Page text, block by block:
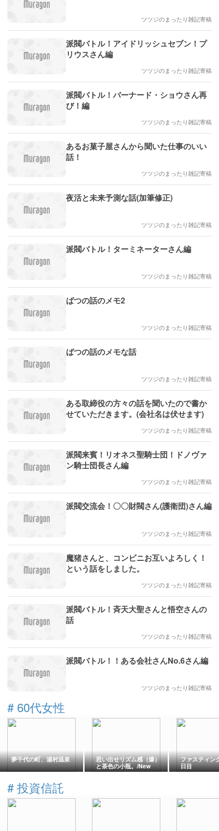
ツツジのまったり雑記寄稿
派閥バトル！アイドリッシュセブン！プ
リウスさん編
ツツジのまったり雑記寄稿
派閥バトル！バーナード・ショウさん再
び！編
ツツジのまったり雑記寄稿
あるお菓子屋さんから聞いた仕事のいい
話！
ツツジのまったり雑記寄稿
夜活と未来予測な話(加筆修正)
ツツジのまったり雑記寄稿
派閥バトル！ターミネーターさん編
ツツジのまったり雑記寄稿
ばつの話のメモ2
ツツジのまったり雑記寄稿
ばつの話のメモな話
ツツジのまったり雑記寄稿
ある取締役の方々の話を聞いたので書か
せていただきます。(会社名は伏せます)
ツツジのまったり雑記寄稿
派閥来賓！リオネス聖騎士団！ドノヴァ
ン騎士団長さん編
ツツジのまったり雑記寄稿
派閥交流会！〇〇財閥さん(護衛団)さん編
ツツジのまったり雑記寄稿
魔猪さんと、コンビニお互いよろしく！
という話をしました。
ツツジのまったり雑記寄稿
派閥バトル！斉天大聖さんと悟空さんの
話
ツツジのまったり雑記寄稿
派閥バトル！！ある会社さんNo.6さん編
ツツジのまったり雑記寄稿
# 60代女性
夢千代の町、湯村温泉 思い出せリズム感（爆）
と茶色の小瓶。/New
Openのクッキー屋さん♪
ファスティン
日目
# 投資信託